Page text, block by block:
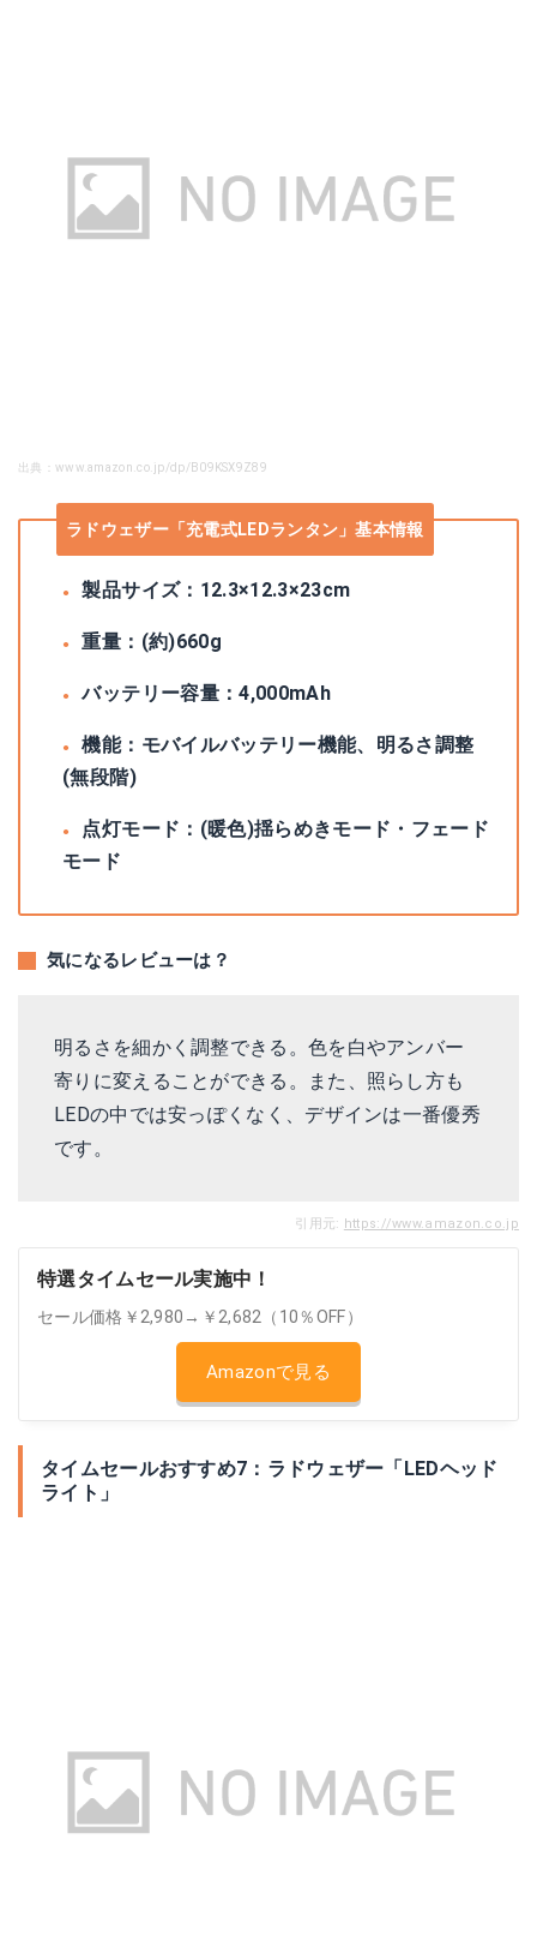
出典：www.amazon.co.jp/dp/B09KSX9Z89
ラドウェザー「充電式LEDランタン」基本情報
製品サイズ：12.3×12.3×23cm
重量：(約)660g
バッテリー容量：4,000mAh
機能：モバイルバッテリー機能、明るさ調整
(無段階)
点灯モード：(暖色)揺らめきモード・フェード
モード
気になるレビューは？
明るさを細かく調整できる。色を白やアンバー
寄りに変えることができる。また、照らし方も
LEDの中では安っぽくなく、デザインは一番優秀
です。
引用元: https://www.amazon.co.jp
特選タイムセール実施中！
セール価格￥2,980→￥2,682（10％OFF）
Amazonで見る
タイムセールおすすめ7：ラドウェザー「LEDヘッド
ライト」